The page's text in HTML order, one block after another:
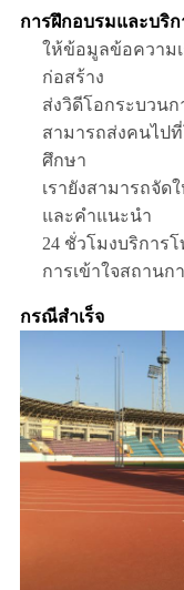
การฝึกอบรมและบริก
ให้ข้อมูลข้อความ
ก่อสร้าง
ส่งวิดีโอกระบวนก
สามารถส่งคนไปที่
ศึกษา
เรายังสามารถจั
และคําแนะนํา
24 ชั่วโมงบริการ
การเข้าใจสถานก
กรณีสําเร็จ